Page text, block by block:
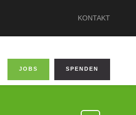
KONTAKT
JOBS SPENDEN